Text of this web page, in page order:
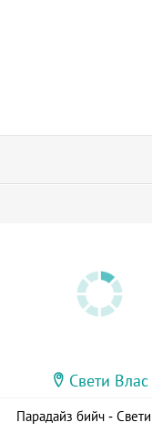
Свети Влас
Парадайз бийч -